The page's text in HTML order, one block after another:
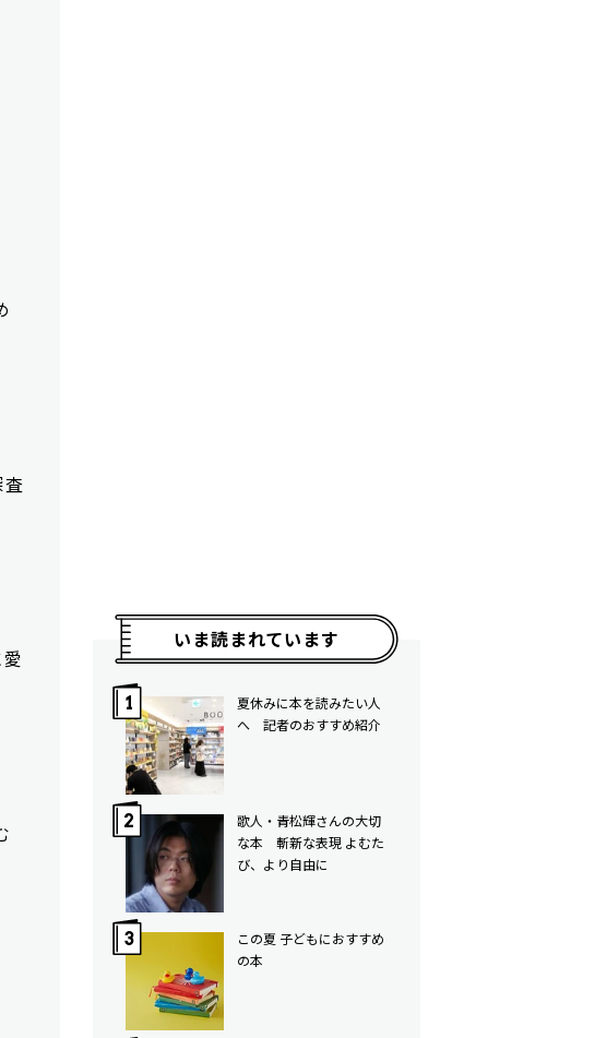
いま読まれています
夏休みに本を読みたい人
へ 記者のおすすめ紹介
歌人・青松輝さんの大切
な本 斬新な表現 よむた
び、より自由に
この夏 子どもにおすすめ
の本